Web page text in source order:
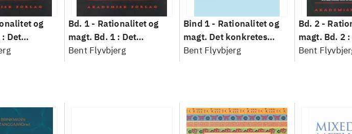
og
Det
Bd. 1 - Rationalitet og
magt. Bd. 1 : Det
konkretes videnskab
Bent Flyvbjerg
Bind 1 - Rationalitet og
magt. Det konkretes
videnskab. Bind 1
Bent Flyvbjerg
Bd. 2 -
magt. Bd. 2
baseret
Bent